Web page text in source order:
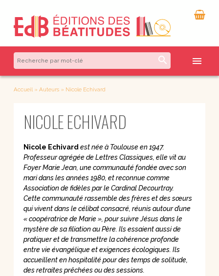
search menu
Accueil » Auteurs » Nicole Echivard
NICOLE ECHIVARD
Nicole Echivard est née à Toulouse en 1947.
Professeur agrégée de Lettres Classiques, elle vit au
Foyer Marie Jean, une communauté fondée avec son
mari dans les années 1980, et reconnue comme
Association de fidèles par le Cardinal Decourtray.
Cette communauté rassemble des frères et des sœurs
qui vivent dans le célibat consacré, réunis autour d’une
« coopératrice de Marie », pour suivre Jésus dans le
mystère de sa filiation au Père. Ils essaient aussi de
pratiquer et de transmettre la cohérence profonde
entre vie évangélique et exigences écologiques. Ils
accueillent en hospitalité pour des temps de solitude,
des retraites prêchées ou des sessions.